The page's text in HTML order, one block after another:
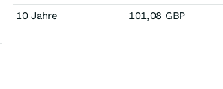
10 Jahre
101,08 GBP